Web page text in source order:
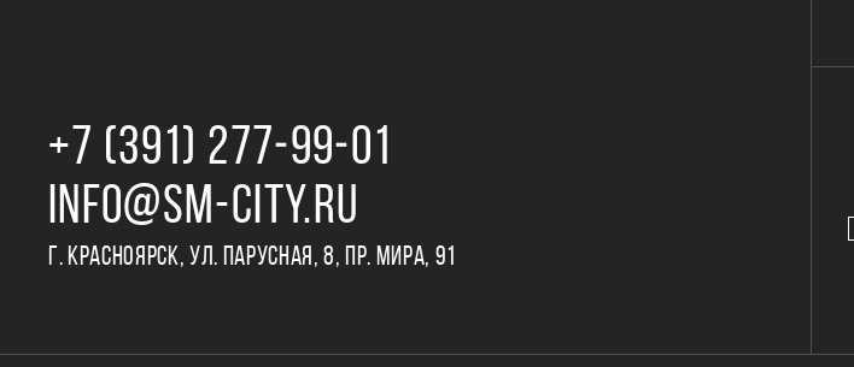
+7 (391) 277‒99‒01
INFO@SM-CITY.RU
Г. КРАСНОЯРСК, УЛ. ПАРУСНАЯ, 8, ПР. МИРА, 91